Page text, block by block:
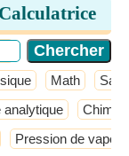
Math
analytique Chimie
Pression de vapeur